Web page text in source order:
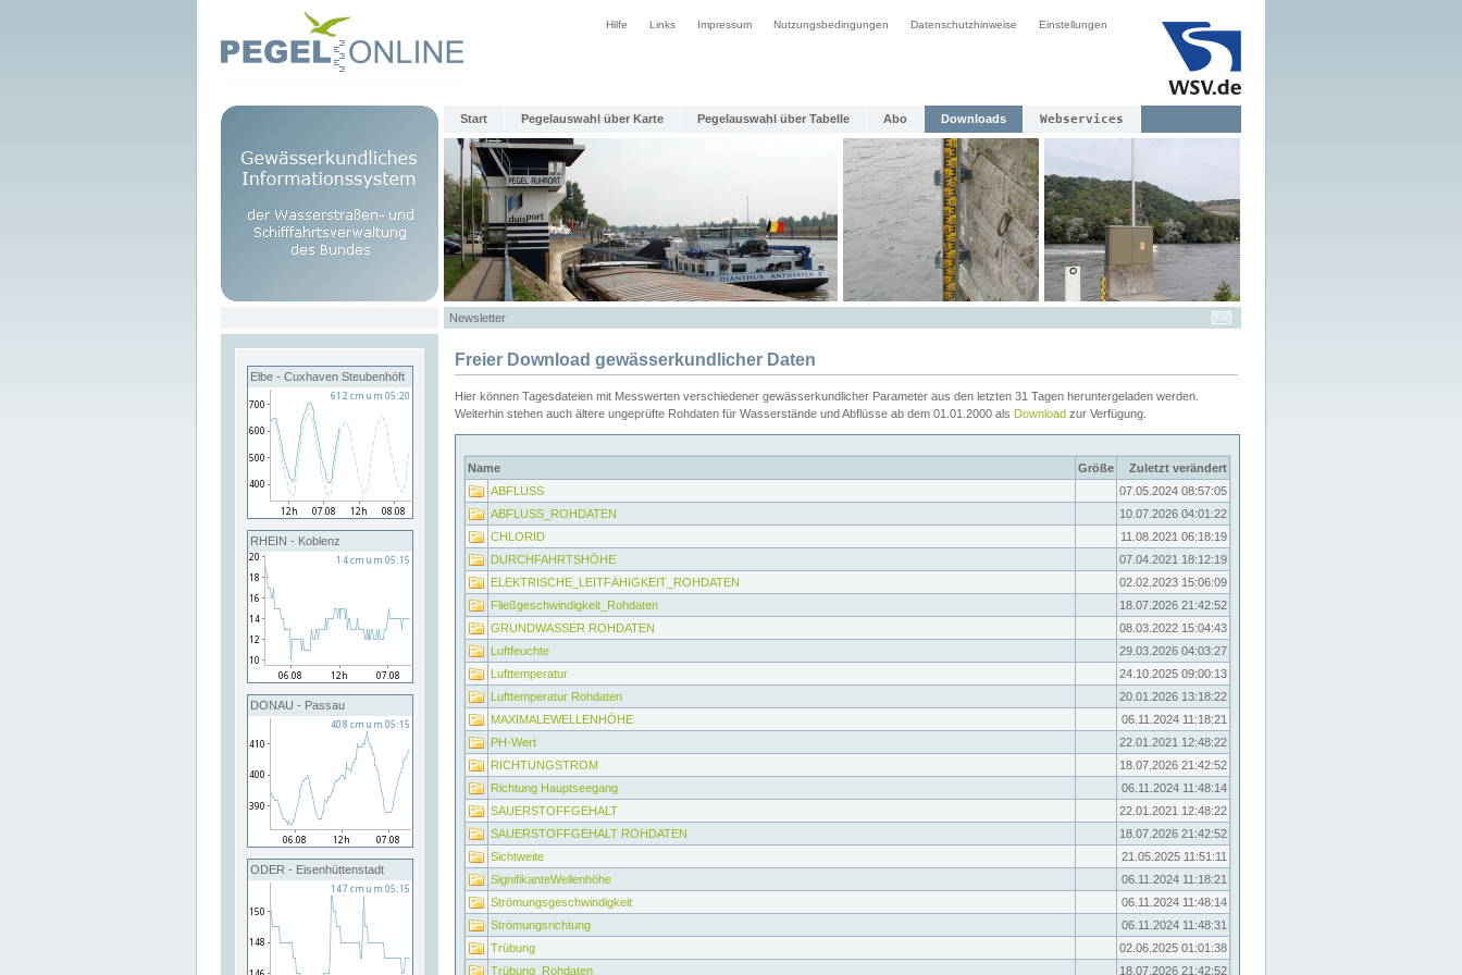
Hilfe Links Impressum Nutzungsbedingungen Datenschutzhinweise Einstellungen
Start Pegelauswahl über Karte Pegelauswahl über Tabelle Abo Downloads Webservices
Newsletter
Elbe - Cuxhaven Steubenhöft
RHEIN - Koblenz
DONAU - Passau
ODER - Eisenhüttenstadt
Freier Download gewässerkundlicher Daten
Hier können Tagesdateien mit Messwerten verschiedener gewässerkundlicher Parameter aus den letzten 31 Tagen heruntergeladen werden.
Weiterhin stehen auch ältere ungeprüfte Rohdaten für Wasserstände und Abflüsse ab dem 01.01.2000 als Download zur Verfügung.
Name Größe
Zuletzt verändert
ABFLUSS
07.05.2024 08:57:05
ABFLUSS_ROHDATEN
10.07.2026 04:01:22
CHLORID
11.08.2021 06:18:19
DURCHFAHRTSHÖHE
07.04.2021 18:12:19
ELEKTRISCHE_LEITFÄHIGKEIT_ROHDATEN
02.02.2023 15:06:09
Fließgeschwindigkeit_Rohdaten
18.07.2026 21:42:52
GRUNDWASSER ROHDATEN
08.03.2022 15:04:43
Luftfeuchte
29.03.2026 04:03:27
Lufttemperatur
24.10.2025 09:00:13
Lufttemperatur Rohdaten
20.01.2026 13:18:22
MAXIMALEWELLENHÖHE
06.11.2024 11:18:21
PH-Wert
22.01.2021 12:48:22
RICHTUNGSTROM
18.07.2026 21:42:52
Richtung Hauptseegang
06.11.2024 11:48:14
SAUERSTOFFGEHALT
22.01.2021 12:48:22
SAUERSTOFFGEHALT ROHDATEN
18.07.2026 21:42:52
Sichtweite
21.05.2025 11:51:11
SignifikanteWellenhöhe
06.11.2024 11:18:21
Strömungsgeschwindigkeit
06.11.2024 11:48:14
Strömungsrichtung
06.11.2024 11:48:31
Trübung
02.06.2025 01:01:38
Trübung_Rohdaten
18.07.2026 21:42:52